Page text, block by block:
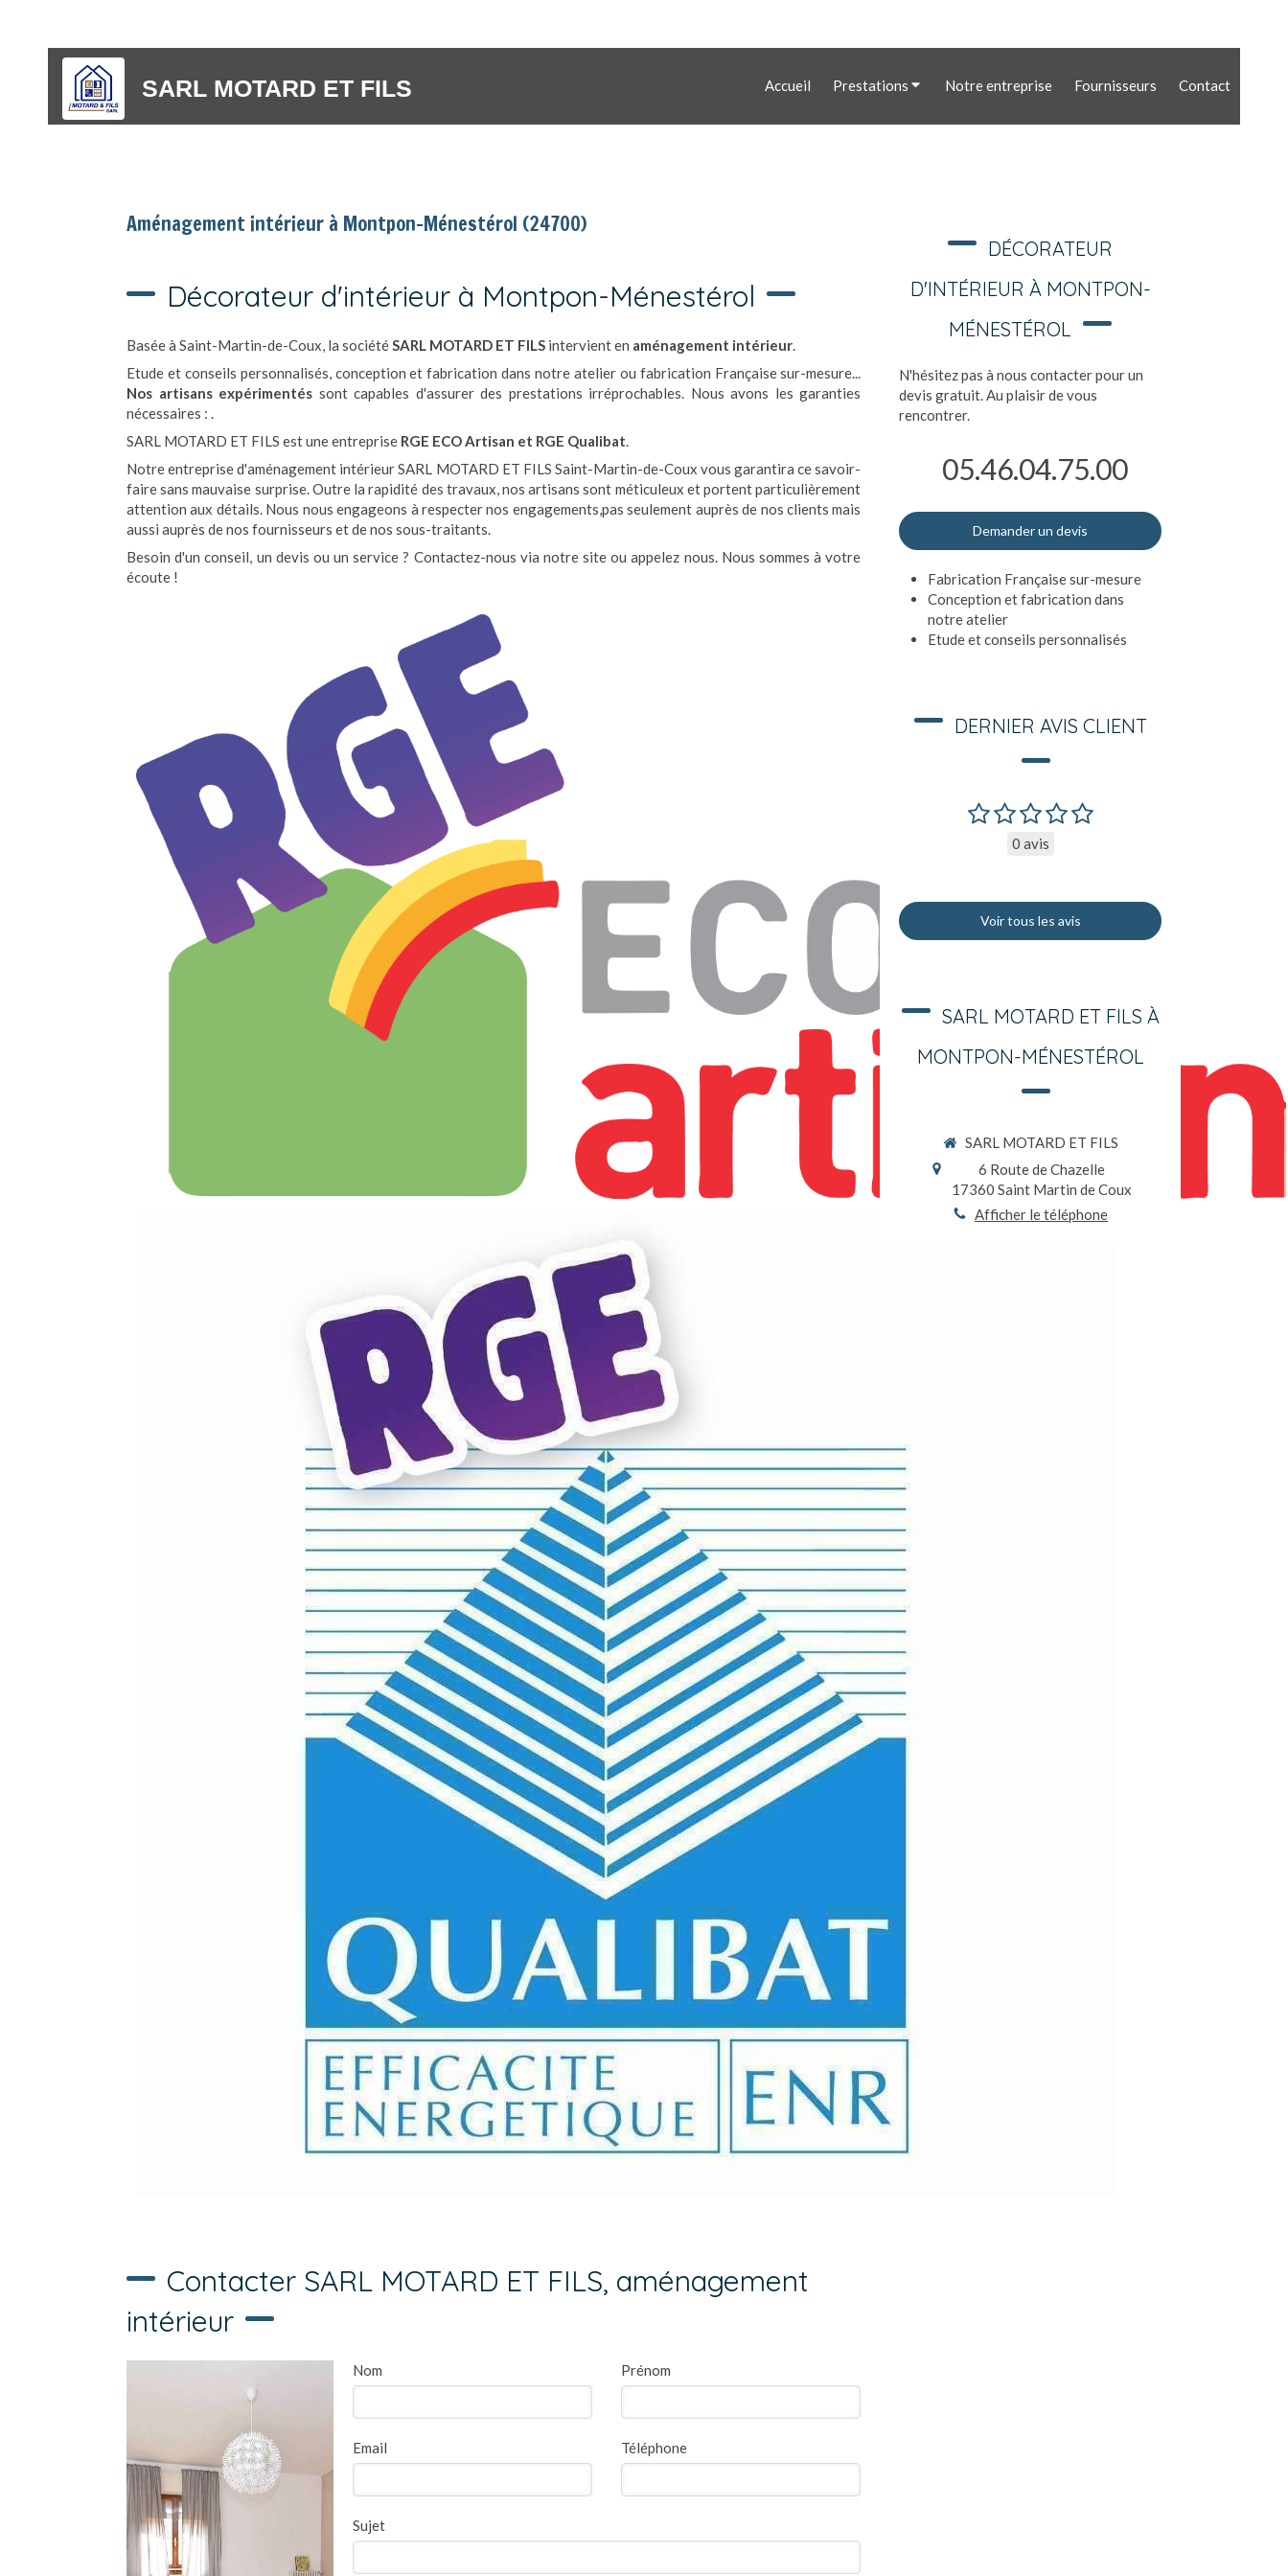
Accueil Prestations Notre entreprise Fournisseurs Contact
SARL MOTARD ET FILS
Aménagement intérieur à Montpon-Ménestérol (24700)
Décorateur d'intérieur à Montpon-Ménestérol
Basée à Saint-Martin-de-Coux, la sociétéSARL MOTARD ET FILS intervient en aménagement intérieur.
Etude et conseils personnalisés, conception et fabrication dans notre atelier ou fabrication Française sur-mesure...
Nos artisans expérimentés sont capables d'assurer des prestations irréprochables. Nous avons les garanties
nécessaires : .
SARL MOTARD ET FILS est une entreprise RGE ECO Artisan et RGE Qualibat.
Notre entreprise d'aménagement intérieur SARL MOTARD ET FILS Saint-Martin-de-Coux vous garantira ce savoir-
faire sans mauvaise surprise. Outre la rapidité des travaux, nos artisans sont méticuleux et portent particulièrement
attention aux détails. Nous nous engageons à respecter nos engagements,pas seulement auprès de nos clients mais
aussi auprès de nos fournisseurs et de nos sous-traitants.
Besoin d'un conseil, un devis ou un service ? Contactez-nous via notre site ou appelez nous. Nous sommes à votre
écoute !
Contacter SARL MOTARD ET FILS, aménagement
intérieur
Nom Prénom
Email Téléphone
Sujet
DÉCORATEUR
D'INTÉRIEUR À MONTPON-
MÉNESTÉROL
N'hésitez pas à nous contacter pour un
devis gratuit. Au plaisir de vous
rencontrer.
05.46.04.75.00
Demander un devis
Fabrication Française sur-mesure
Conception et fabrication dans
notre atelier
Etude et conseils personnalisés
DERNIER AVIS CLIENT
0 avis
Voir tous les avis
SARL MOTARD ET FILS À
MONTPON-MÉNESTÉROL
SARL MOTARD ET FILS
6 Route de Chazelle
17360 Saint Martin de Coux
Afficher le téléphone